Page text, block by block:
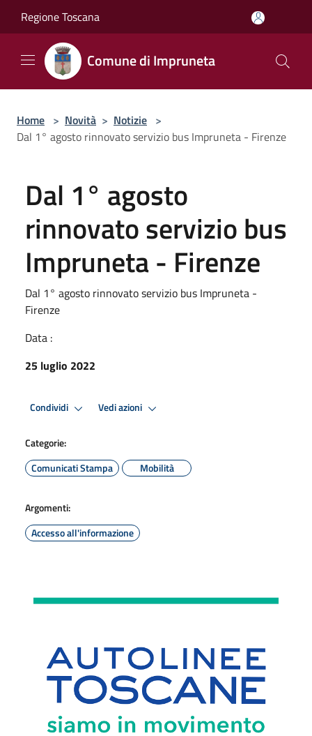
Regione Toscana
Comune di Impruneta
Home > Novità > Notizie >
Dal 1° agosto rinnovato servizio bus Impruneta - Firenze
Dal 1° agosto
rinnovato servizio bus
Impruneta - Firenze
Dal 1° agosto rinnovato servizio bus Impruneta -
Firenze
Data :
25 luglio 2022
Condividi Vedi azioni
Categorie:
Comunicati Stampa
Mobilità
Argomenti:
Accesso all'informazione